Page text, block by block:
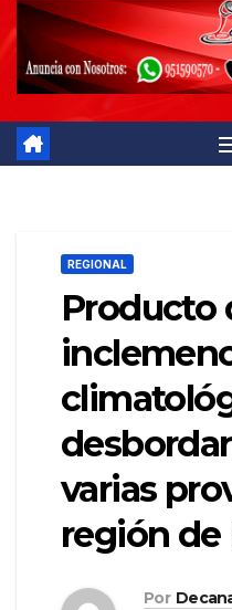
REGIONAL
Producto
varias
región de
Por